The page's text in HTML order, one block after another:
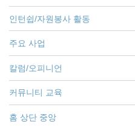
인턴쉽/자원봉사 활동
주요 사업
칼럼/오피니언
커뮤니티 교육
홈 상단 중앙